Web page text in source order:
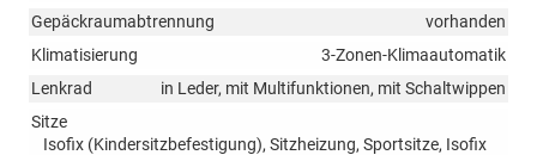
Gepäckraumabtrennung
vorhanden
Klimatisierung
3-Zonen-Klimaautomatik
Lenkrad
in Leder, mit Multifunktionen, mit Schaltwippen
Sitze
Isofix (Kindersitzbefestigung), Sitzheizung, Sportsitze, Isofix